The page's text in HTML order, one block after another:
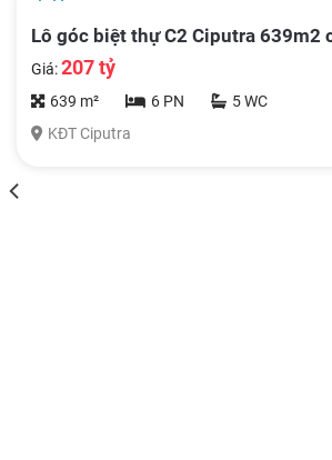
Lô góc biệt thự C2 Ciputra 639m2
Giá:207 tỷ
639 m² 6 PN
5 WC
KĐT Ciputra